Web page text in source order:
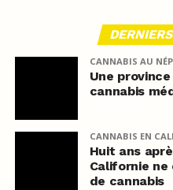
CANNABIS AU
Une
cannabis
CANNABIS EN
Huit ans
Californie ne
de cannabis